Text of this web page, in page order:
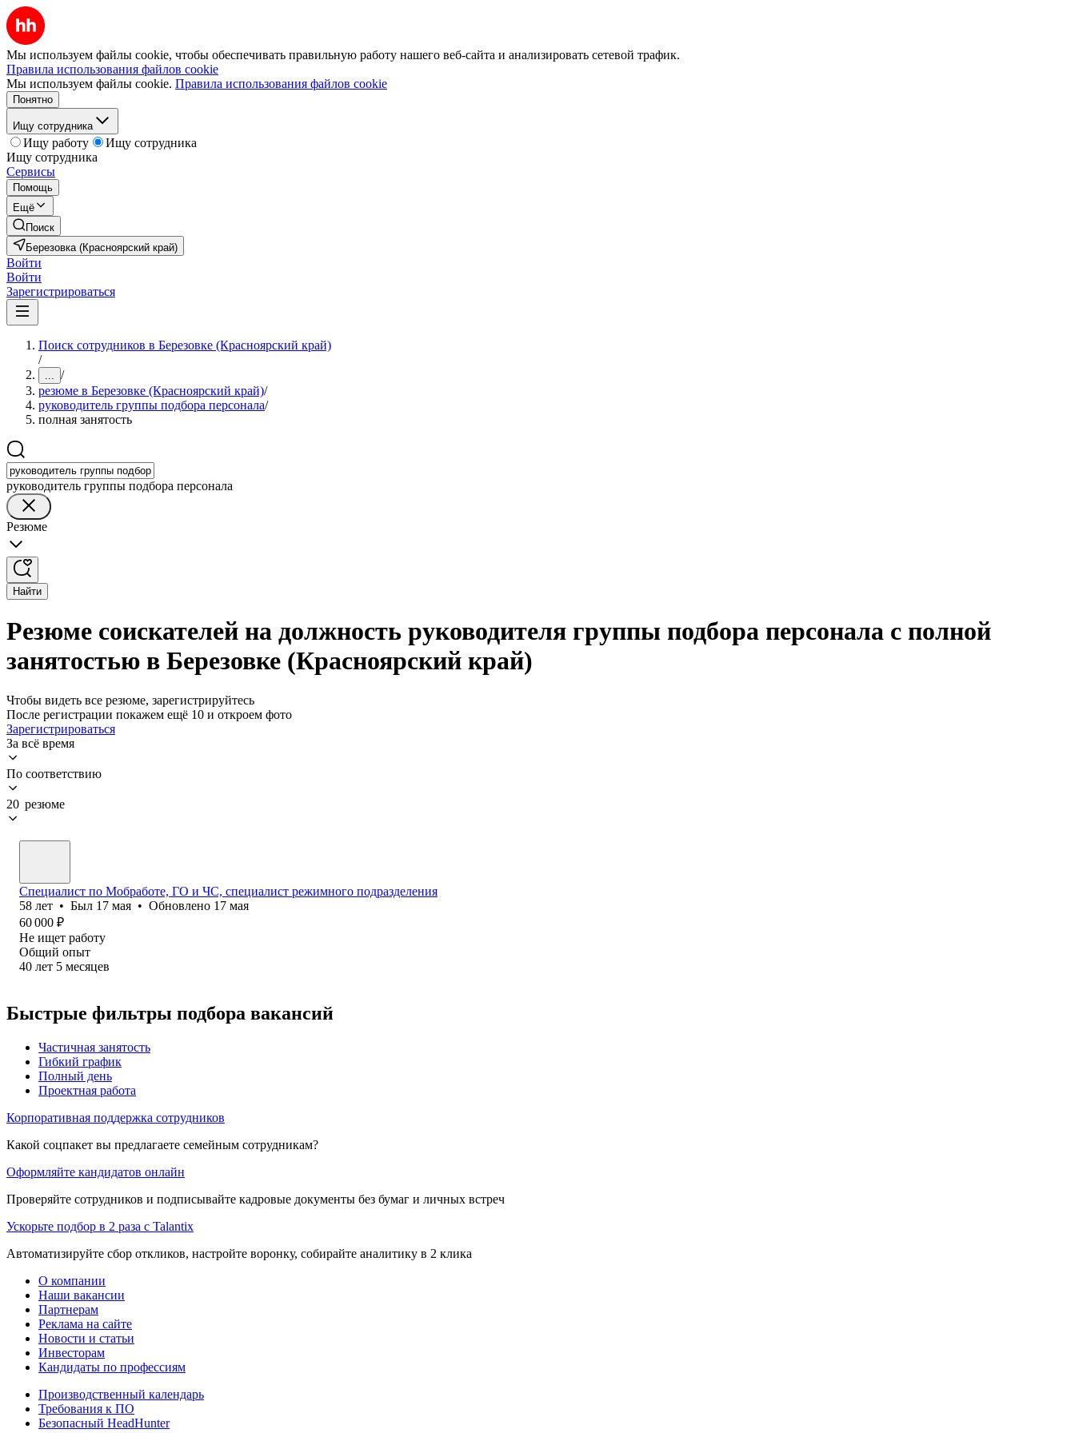
Мы используем файлы cookie, чтобы обеспечивать правильную работу нашего веб-сайта и анализировать сетевой трафик.
Правила использования файлов cookie
Мы используем файлы cookie. Правила использования файлов cookie
Понятно
Ищу сотрудника
Ищу работу
Ищу сотрудника
Ищу сотрудника
Сервисы
Помощь
Ещё
Поиск
Березовка (Красноярский край)
Войти
Войти
Зарегистрироваться
Поиск сотрудников в Березовке (Красноярский край)
/
... /
резюме в Березовке (Красноярский край)/
руководитель группы подбора персонала/
полная занятость
руководитель группы подбора персонала
Резюме
Найти
Резюме соискателей на должность руководителя группы подбора персонала с полной
занятостью в Березовке (Красноярский край)
Чтобы видеть все резюме, зарегистрируйтесь
После регистрации покажем ещё 10 и откроем фото
Зарегистрироваться
За всё время
По соответствию
20 резюме
Специалист по Мобработе, ГО и ЧС, специалист режимного подразделения
58 лет • Был 17 мая • Обновлено 17 мая
60 000 ₽
Не ищет работу
Общий опыт
40 лет 5 месяцев
Быстрые фильтры подбора вакансий
Частичная занятость
Гибкий график
Полный день
Проектная работа
Корпоративная поддержка сотрудников
Какой соцпакет вы предлагаете семейным сотрудникам?
Оформляйте кандидатов онлайн
Проверяйте сотрудников и подписывайте кадровые документы без бумаг и личных встреч
Ускорьте подбор в 2 раза с Talantix
Автоматизируйте сбор откликов, настройте воронку, собирайте аналитику в 2 клика
О компании
Наши вакансии
Партнерам
Реклама на сайте
Новости и статьи
Инвесторам
Кандидаты по профессиям
Производственный календарь
Требования к ПО
Безопасный HeadHunter